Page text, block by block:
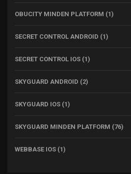
OBUCITY MINDEN PLATFORM (1)
SECRET CONTROL ANDROID (1)
SECRET CONTROL IOS (1)
SKYGUARD ANDROID (2)
SKYGUARD IOS (1)
SKYGUARD MINDEN PLATFORM (76)
WEBBASE IOS (1)